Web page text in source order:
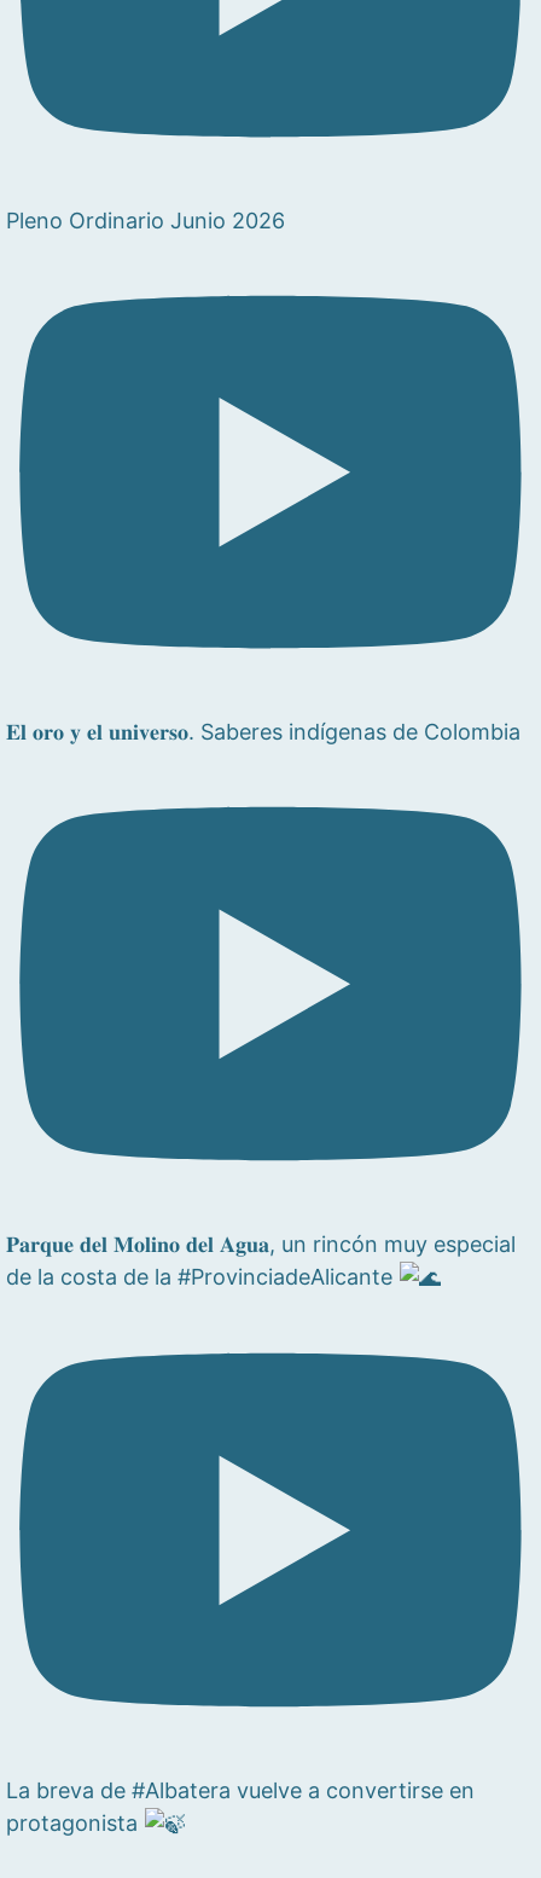
Pleno Ordinario Junio 2026
𝐄𝐥 𝐨𝐫𝐨 𝐲 𝐞𝐥 𝐮𝐧𝐢𝐯𝐞𝐫𝐬𝐨. Saberes indígenas de Colombia
𝐏𝐚𝐫𝐪𝐮𝐞 𝐝𝐞𝐥 𝐌𝐨𝐥𝐢𝐧𝐨 𝐝𝐞𝐥 𝐀𝐠𝐮𝐚, un rincón muy especial
de la costa de la #ProvinciadeAlicante
La breva de #Albatera vuelve a convertirse en
protagonista